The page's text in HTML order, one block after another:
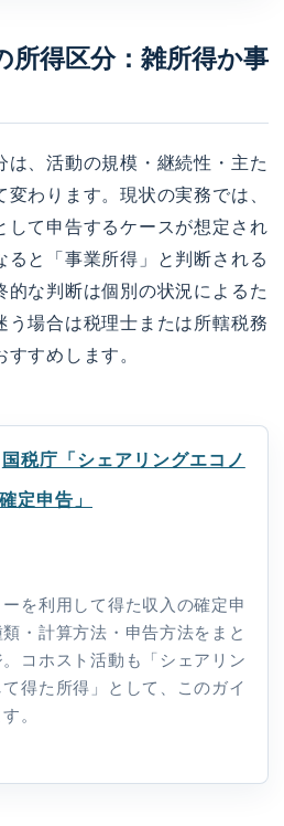
所得区分：雑所得か事
は、活動の規模・継続性・主た
わります。現状の実務では、
して申告するケースが想定され
ると「事業所得」と判断される
的な判断は個別の状況によるた
う場合は税理士または所轄税務
すめします。
国税庁「シェアリングエコノ
定申告」
を利用して得た収入の確定申
・計算方法・申告方法をまと
コホスト活動も「シェアリン
得た所得」として、このガイ
。